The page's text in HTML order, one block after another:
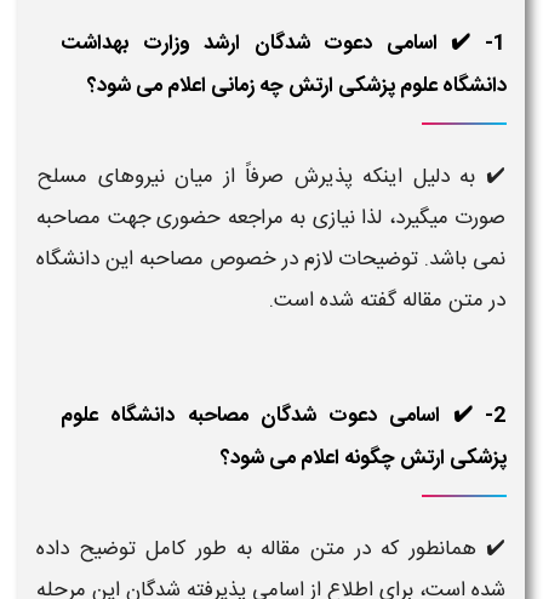
1- ✔️ اسامی دعوت شدگان ارشد وزارت بهداشت
دانشگاه علوم پزشکی ارتش چه زمانی اعلام می شود؟
✔️ به دلیل اينکه پذيرش صرفاً از میان نیروهای مسلح
صورت میگیرد، لذا نیازی به مراجعه حضوری جهت مصاحبه
نمی باشد. توضیحات لازم در خصوص مصاحبه این دانشگاه
در متن مقاله گفته شده است.
2- ✔️ اسامی دعوت شدگان مصاحبه دانشگاه علوم
پزشکی ارتش چگونه اعلام می شود؟
✔️ همانطور که در متن مقاله به طور کامل توضیح داده
شده است، برای اطلاع از اسامی پذیرفته شدگان این مرحله